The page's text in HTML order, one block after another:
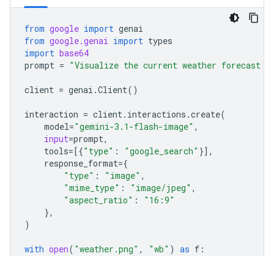
from google import genai
from google.genai import types
import base64
prompt = "Visualize the current weather forecast
client = genai .Client()
interaction = client. interactions .create(
model="gemini-3.1-flash-image" ,
input=prompt,
tools= [{"type" : "google_search" }],
response_format={
"type" : "image" ,
"mime_type" : "image/jpeg" ,
"aspect_ratio" :
"16:9"
},
)
with open( "weather.png" , "wb" ) as f :